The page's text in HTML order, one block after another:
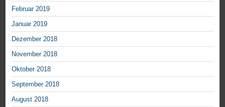
Februar 2019
Januar 2019
Dezember 2018
November 2018
Oktober 2018
September 2018
August 2018